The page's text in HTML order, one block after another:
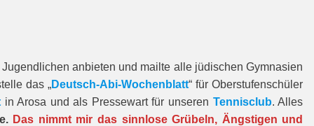
anbieten und mailte alle jüdischen Gymnasien
das „Deutsch-Abi-Wochenblatt“ für Oberstufenschüler
in Arosa und als Pressewart für unseren Tennisclub. Alles
Das nimmt mir das sinnlose Grübeln, Ängstigen und